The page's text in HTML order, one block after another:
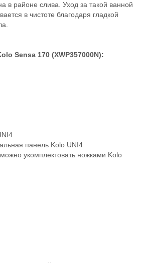
в районе слива. Уход за такой ванной
в чистоте благодаря гладкой
Sensa 170 (XWP357000N):
панель Kolo UNI4
укомплектовать ножками Kolo